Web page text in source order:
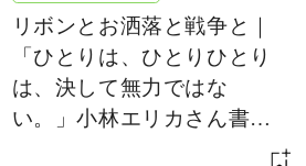
リボンとお洒落と戦争と｜
「ひとりは、ひとりひとり
は、決して無力ではな
い。」小林エリカさん書き